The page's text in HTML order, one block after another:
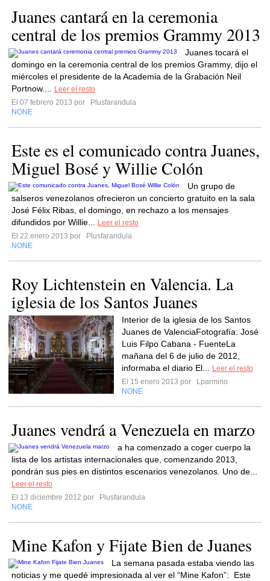
Juanes cantará en la ceremonia
central de los premios Grammy 2013
Juanes tocará el
domingo en la ceremonia central de los premios Grammy, dijo el
miércoles el presidente de la Academia de la Grabación Neil
Portnow....
Leer el resto
El 07 febrero 2013 por
Plusfarandula
NONE
Este es el comunicado contra Juanes,
Miguel Bosé y Willie Colón
Un grupo de
salseros venezolanos ofrecieron un concierto gratuito en la sala
José Félix Ribas, el domingo, en rechazo a los mensajes
difundidos por Willie...
Leer el resto
El 22 enero 2013 por
Plusfarandula
NONE
Roy Lichtenstein en Valencia. La
iglesia de los Santos Juanes
Interior de la iglesia de los Santos
Juanes de ValenciaFotografía: José
Luis Filpo Cabana - FuenteLa
mañana del 6 de julio de 2012,
informaba el diario El...
Leer el resto
El 15 enero 2013 por
Lparmino
NONE
Juanes vendrá a Venezuela en marzo
a ha comenzado a coger cuerpo la
lista de los artistas internacionales que, comenzando 2013,
pondrán sus pies en distintos escenarios venezolanos. Uno de...
Leer el resto
El 13 diciembre 2012 por
Plusfarandula
NONE
Mine Kafon y Fijate Bien de Juanes
La semana pasada estaba viendo las
noticias y me quedé impresionada al ver el “Mine Kafon”: Este